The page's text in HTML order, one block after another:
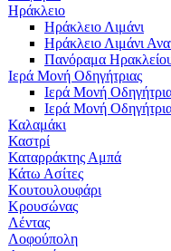
Ηράκλειο
Ηράκλειο Λιμάνι
Ηράκλειο Λιμάνι
Πανόραμα
Ιερά Μονή Οδηγήτριας
Ιερά Μονή
Ιερά Μονή
Καλαμάκι
Καστρί
Καταρράκτης Αμπά
Κάτω Ασίτες
Κουτουλουφάρι
Κρουσώνας
Λέντας
Λοφούπολη